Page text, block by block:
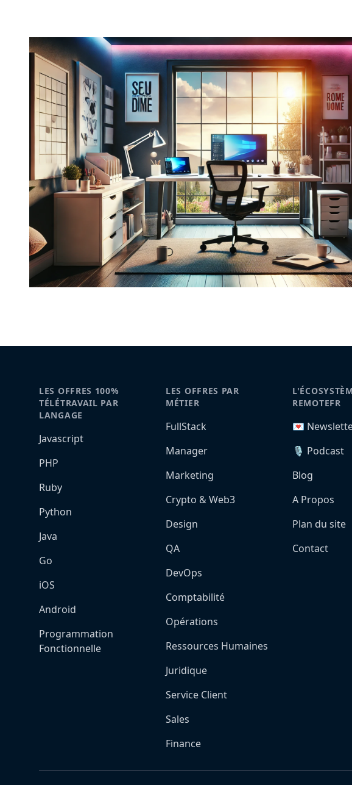
LES OFFRES 100%
TÉLÉTRAVAIL PAR
LANGAGE
Javascript
PHP
Ruby
Python
Java
Go
iOS
Android
Programmation
Fonctionnelle
LES OFFRES PAR
MÉTIER
FullStack
Manager
Marketing
Crypto & Web3
Design
QA
DevOps
Comptabilité
Opérations
Ressources Humaines
Juridique
Service Client
Sales
Finance
REMOTEFR
💌
🎙️ Podcast
Blog
A Propos
Plan du site
Contact